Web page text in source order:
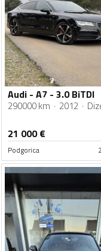
Audi - A7 - 3.0 BiTDI
290000 km 2012
21 000€
Podgorica